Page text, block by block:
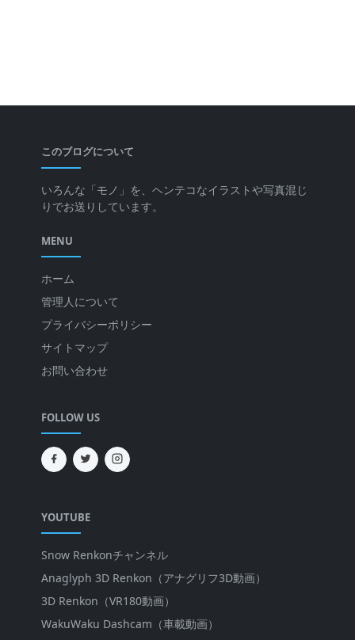
このブログについて
いろんな「モノ」を、ヘンテコなイラストや写真混じ
りでお送りしています。
MENU
ホーム
管理人について
プライバシーポリシー
サイトマップ
お問い合わせ
FOLLOW US
YOUTUBE
Snow Renkonチャンネル
Anaglyph 3D Renkon（アナグリフ3D動画）
3D Renkon（VR180動画）
WakuWaku Dashcam（車載動画）